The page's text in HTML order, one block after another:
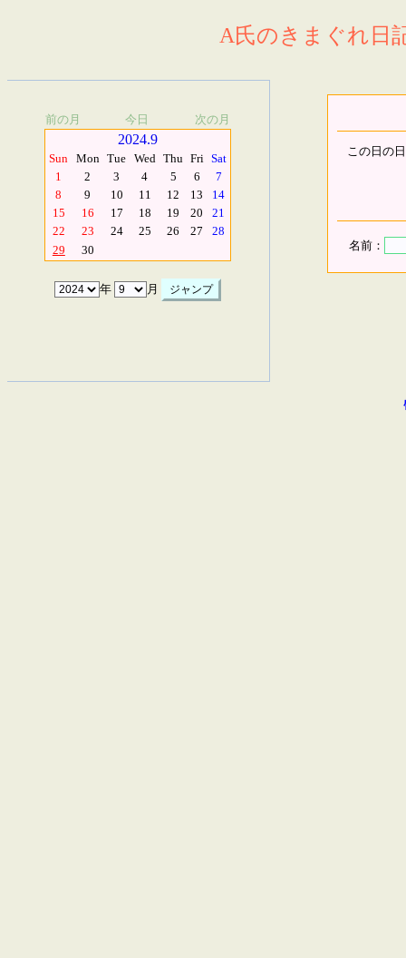
A氏のきまぐれ日
前の月 今日 次の月
2024.9
Sun Mon Tue Wed Thu Fri Sat
1
2 3 4 5 6
7
8
9 10 11 12 13
14
15
16 17 18 19 20
21
22
23 24 25 26 27
28
29
30
年 月
この日の
名前：